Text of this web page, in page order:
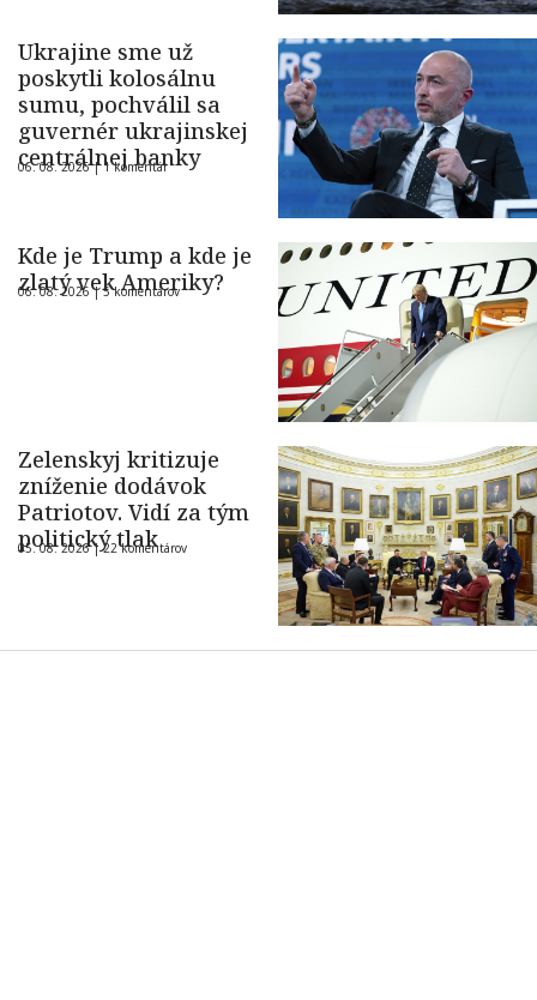
Ukrajine sme už
poskytli kolosálnu
sumu, pochválil sa
guvernér ukrajinskej
centrálnej banky
06. 08. 2026 |1 komentár
Kde je Trump a kde je
zlatý vek Ameriky?
06. 08. 2026 |5 komentárov
Zelenskyj kritizuje
zníženie dodávok
Patriotov. Vidí za tým
politický tlak
05. 08. 2026 |22 komentárov